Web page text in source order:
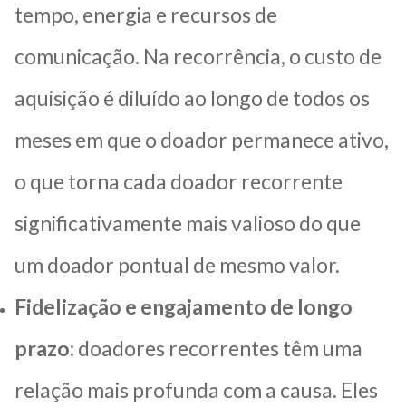
tempo, energia e recursos de
comunicação. Na recorrência, o custo de
aquisição é diluído ao longo de todos os
meses em que o doador permanece ativo,
o que torna cada doador recorrente
significativamente mais valioso do que
um doador pontual de mesmo valor.
Fidelização e engajamento de longo
prazo: doadores recorrentes têm uma
relação mais profunda com a causa. Eles